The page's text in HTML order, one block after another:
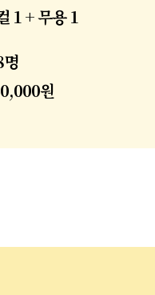
1 + 무용 1
명
원